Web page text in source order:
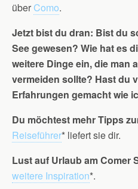
über Como.
Jetzt bist du dran: Bist du
See gewesen? Wie hat es
weitere Dinge ein, die man
vermeiden sollte? Hast du
Erfahrungen gemacht wie
Du möchtest mehr Tipps
Reiseführer* liefert sie dir.
Lust auf Urlaub am Comer
weitere Inspiration*.